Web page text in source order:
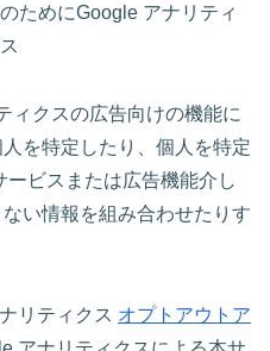
ためにGoogle アナリティ
ィクスの広告向けの機能に
を特定したり、個人を特定
ビスまたは広告機能介し
い情報を組み合わせたりす
リティクス オプトアウトア